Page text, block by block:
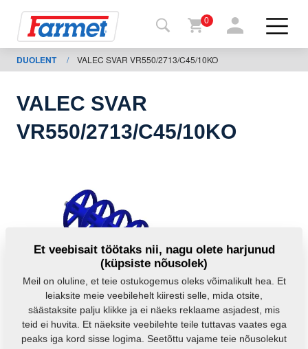
Farmeti
pood
Allalaadimiseks
0
DUOLENT / VALEC SVAR VR550/2713/C45/10KO
VALEC SVAR
VR550/2713/C45/10KO
Et veebisait töötaks nii, nagu olete harjunud
(küpsiste nõusolek)
Meil on oluline, et teie ostukogemus oleks võimalikult hea. Et
leiaksite meie veebilehelt kiiresti selle, mida otsite,
säästaksite palju klikke ja ei näeks reklaame asjadest, mis
teid ei huvita. Et näeksite veebilehte teile tuttavas vaates ega
peaks iga kord sisse logima. Seetõttu vajame teie nõusolekut